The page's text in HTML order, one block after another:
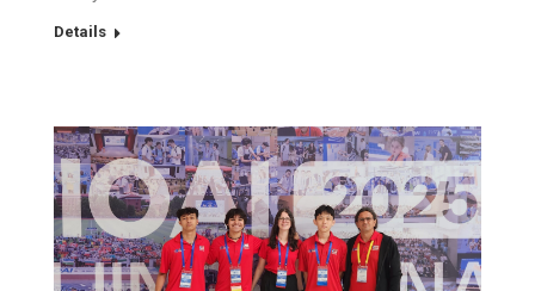
Details